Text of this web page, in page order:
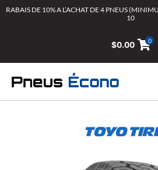
AllerRABAIS DE 10% A L’ACHAT DE 4 PNEUS
10
$0.00 0